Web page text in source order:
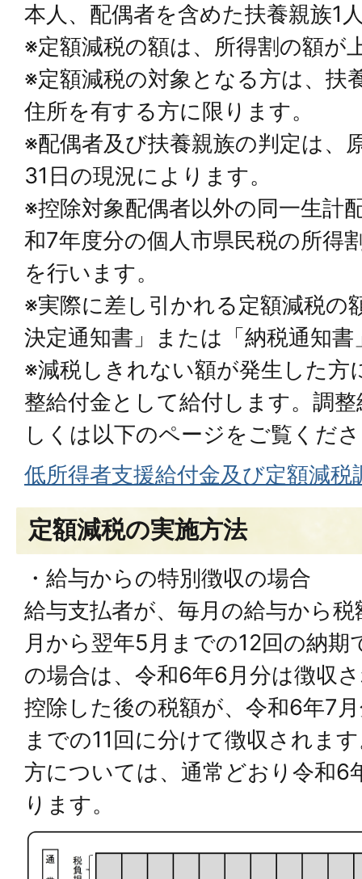
本人、配偶者を含めた扶養親族1
※定額減税の額は、所得割の額が
※定額減税の対象となる方は、扶
住所を有する方に限ります。
※配偶者及び扶養親族の判定は、
31日の現況によります。
※控除対象配偶者以外の同一生計
和7年度分の個人市県民税の所得
を行います。
※実際に差し引かれる定額減税の
決定通知書」または「納税通知
※減税しきれない額が発生した方
整給付金として給付します。調
しくは以下のページをご覧くだ
低所得者支援給付金及び定額減
定額減税の実施方法
・給与からの特別徴収の場合
給与支払者が、毎月の給与から
月から翌年5月までの12回の納期
の場合は、令和6年6月分は徴収
控除した後の税額が、令和6年7
までの11回に分けて徴収されま
方については、通常どおり令和6
ります。